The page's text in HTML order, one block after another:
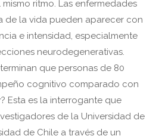
ritmo. Las enfermedades
de la vida pueden aparecer con
e intensidad, especialmente
neurodegenerativas.
que personas de 80
cognitivo comparado con
Esta es la interrogante que
de la Universidad de
de Chile a través de un